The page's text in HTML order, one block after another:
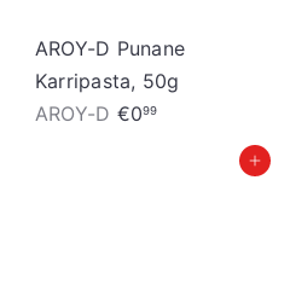
AROY-D Punane
Karripasta, 50g
AROY-D €099
Lisa ostukorvi